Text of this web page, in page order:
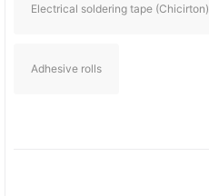
Electrical soldering tape (Chicirton)
Adhesive rolls